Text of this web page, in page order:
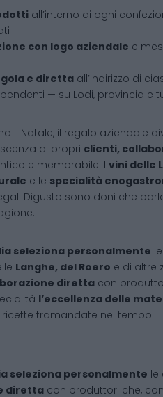
all’interno di ogni
con logo aziendale e
e diretta all’indirizzo di
— su Lodi, provincia e
il Natale, il regalo aziendale
ai propri clienti,
e memorabile. I vini delle
e le specialità
Digusto sono doni che
seleziona personalmente
Langhe, del Roero e di altre
diretta con
l’eccellenza delle
tramandate nel tempo.
seleziona personalmente le
diretta con produttori che,